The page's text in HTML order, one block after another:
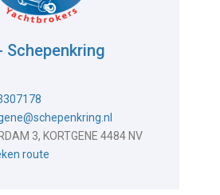
Schepenkring
3, KORTGENE 4484 NV
route